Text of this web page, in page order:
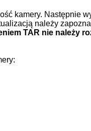
kamery. Następnie
należy
TAR nie należy